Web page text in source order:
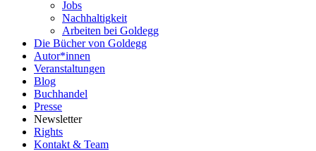
Jobs
Nachhaltigkeit
Arbeiten bei Goldegg
Die Bücher von Goldegg
Autor*innen
Veranstaltungen
Blog
Buchhandel
Presse
Newsletter
Rights
Kontakt & Team